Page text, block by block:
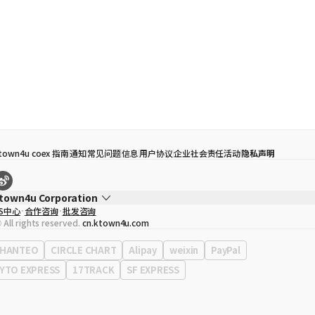
coex 指南通知常见问题信息用户协议企业社会责任活动隐私声明
Corporation
宋効珉
业执照 120-87-71116
地址 首尔特别市 江南区 岭东大路 513号 3楼 （三成洞， coex)
中心 合作咨询 批发咨询
rights reserved. cn.ktown4u.com
HANTEO CIRCLE CHART Alipay weixin
PayPal
YTO EXPRESS
17TRACK SF EXPRESS